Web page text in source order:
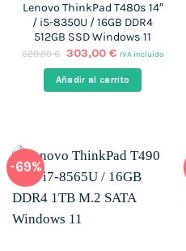
Lenovo ThinkPad T480s 14″
/ i5-8350U / 16GB DDR4
512GB SSD Windows 11
620,00€ El
original
era:
303,00 €El
actual
es:
IVA incluido
Añadir al carrito
-69%